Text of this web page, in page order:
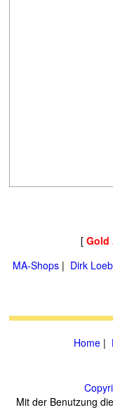
[ Gold
MA-Shops | Dirk
Home |
Mit der Benutzung